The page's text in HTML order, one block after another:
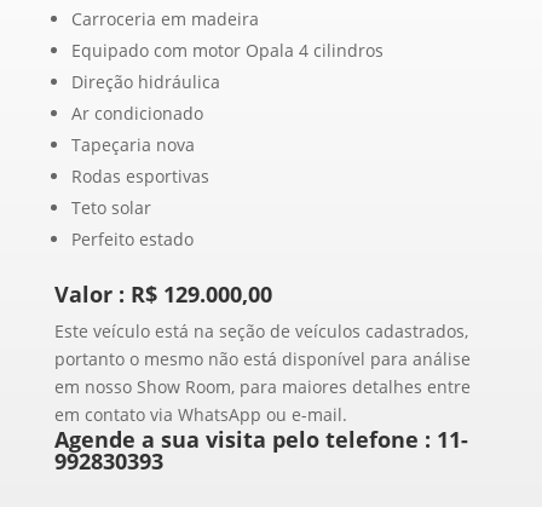
Carroceria em madeira
Equipado com motor Opala 4 cilindros
Direção hidráulica
Ar condicionado
Tapeçaria nova
Rodas esportivas
Teto solar
Perfeito estado
Valor : R$ 129.000,00
Este veículo está na seção de veículos cadastrados,
portanto o mesmo não está disponível para análise
em nosso Show Room, para maiores detalhes entre
em contato via WhatsApp ou e-mail.
Agende a sua visita pelo telefone : 11-
992830393